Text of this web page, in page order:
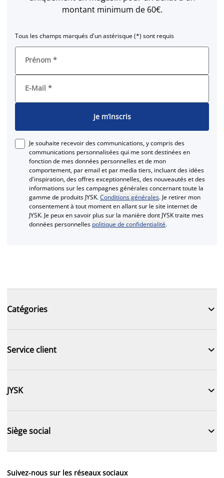
montant minimum de 60€.
Tous les champs marqués d'un astérisque (*) sont requis
Prénom *
E-Mail *
Je m’inscris
Je souhaite recevoir des communications, y compris des
communications personnalisées qui me sont destinées en
fonction de mes données personnelles et de mon
comportement, par email et par media tiers, incluant des idées
d'inspiration, des offres exceptionnelles, des nouveautés et des
informations sur les campagnes générales concernant toute la
gamme de produits JYSK.Conditions générales. Je retirer mon
consentement à tout moment en allant sur le site internet de
JYSK. Je peux en savoir plus sur la manière dont JYSK traite mes
données personnelles politique de confidentialité.
Catégories 
Service client 
JYSK 
Siège social 
Suivez-nous sur les réseaux sociaux